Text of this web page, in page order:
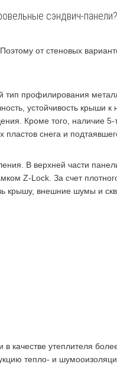
сэндвич-панели?
от стеновых
профилирования
устойчивость крыши
Кроме того, наличие 5-
снега и
В верхней части
Z-Lock. За счет
крышу, внешние шумы и
качестве утеплителя
тепло- и